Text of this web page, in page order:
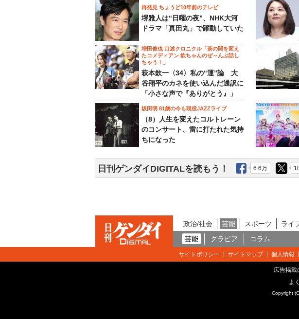
再発見 ちょうど10年前のテレビ
堺雅人は“日曜の夜”、NHK大河
ドラマ「真田丸」で躍動していた
増田俊也 口述クロニクル「茶の間を変え
たコメディアン 欽ちゃんのぜ～んぶ話し
ちゃう！」
萩本欽一〈34〉私の“運”論 大
谷翔平のカネを使い込んだ通訳に
「小さな声で『ありがとう』」
坂田明 81歳の今も現役JAZZライブ
（8）人生を変えたコルトレーン
のコンサート、雷に打たれた気持
ちになった
日刊ゲンダイDIGITALを読もう！ 6.6万
政治/社会 芸能 スポーツ ライ
芸能
グラビア コラム
サイトポリシー サイトマップ 個人情報
広告掲載
よ
Copyright